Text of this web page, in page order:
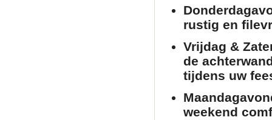
rustig en
Vrijdag &
de
tijdens uw
weekend